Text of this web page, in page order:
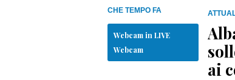
CHE TEMPO FA
Webcam in LIVE
Webcam
ai